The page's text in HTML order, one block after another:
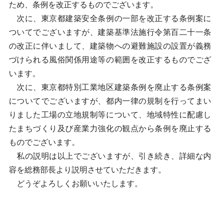
ため、条例を改正するものでございます。
次に、東京都建築安全条例の一部を改正する条例案に
ついてでございますが、建築基準法施行令第百二十一条
の改正に伴いまして、建築物への避難施設の設置が義務
づけられる風俗関係用途等の範囲を改正するものでござ
います。
次に、東京都特別工業地区建築条例を廃止する条例案
についてでございますが、都内一律の規制を行ってまい
りました工場の立地規制等について、地域特性に配慮し
たまちづくり及び産業力強化の観点から条例を廃止する
ものでございます。
私の説明は以上でございますが、引き続き、詳細な内
容を総務部長より説明させていただきます。
どうぞよろしくお願いいたします。